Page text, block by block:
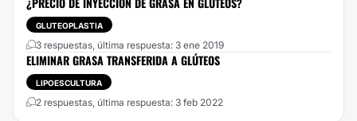
GLUTEOPLASTIA
3 respuestas, última respuesta: 3 ene 2019
ELIMINAR GRASA TRANSFERIDA A GLÚTEOS
LIPOESCULTURA
2 respuestas, última respuesta: 3 feb 2022